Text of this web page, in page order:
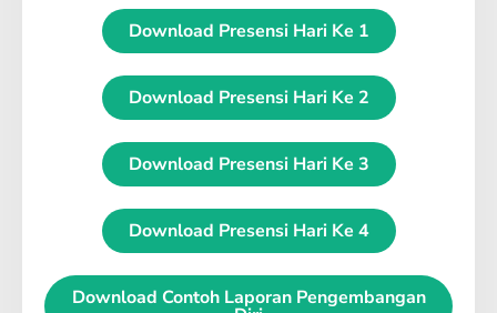
Download Presensi Hari Ke 1
Download Presensi Hari Ke 2
Download Presensi Hari Ke 3
Download Presensi Hari Ke 4
Download Contoh Laporan Pengembangan